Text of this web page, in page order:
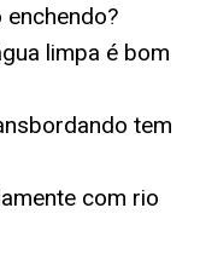
limpa é bom
tem
com rio